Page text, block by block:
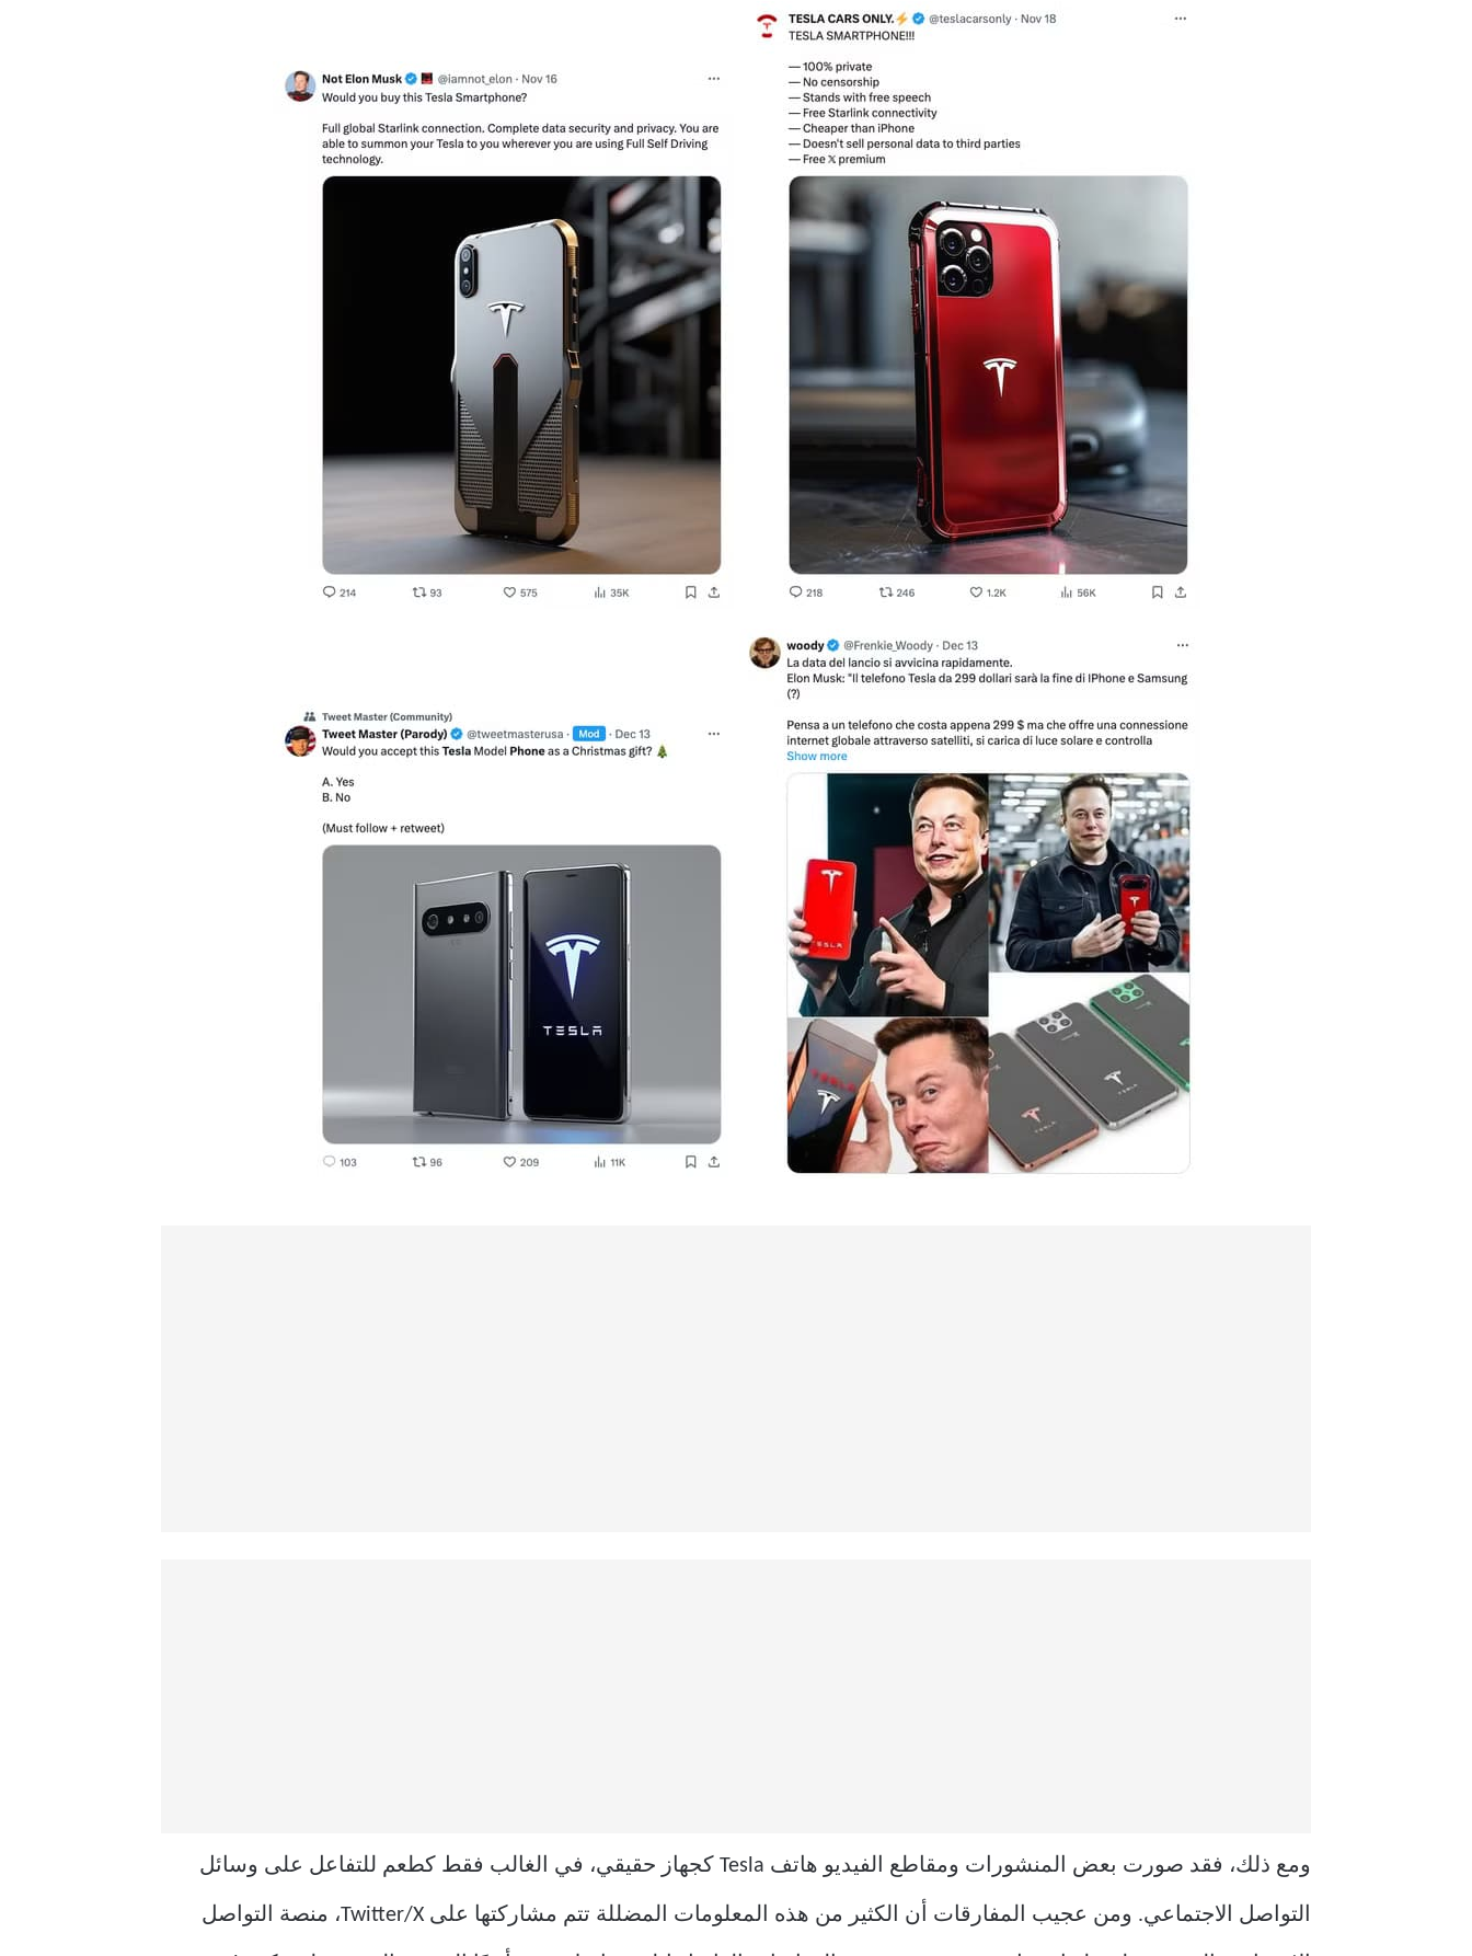
ومع ذلك، فقد صورت بعض المنشورات ومقاطع الفيديو هاتف Tesla كجهاز حقيقي، في الغالب فقط كطعم للتفاعل على وسائل
التواصل الاجتماعي. ومن عجيب المفارقات أن الكثير من هذه المعلومات المضللة تتم مشاركتها على Twitter/X، منصة التواصل